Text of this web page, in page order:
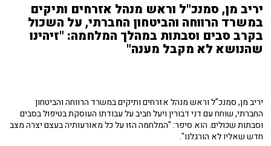
יריב מן, סמנכ"ל וראש מנהל אזרחים ותיקים
במשרד הרווחה והביטחון החברתי, על השכול
בקרב סבים וסבתות במהלך המלחמה: "זיהינו
שהנושא לא מקבל מענה"
יריב מן, סמנכ"ל וראש מנהל אזרחים ותיקים במשרד הרווחה והביטחון
החברתי, שוחח עם דני דבורין ויעל חביב על עבודתו העוסקת בטיפול בסבים
וסבתות שכולים. הוא סיפר: "המלחמה הזו על כל מאורעותיה בעצם יצרה מצב
חדש שאליו לא הורגלנו".